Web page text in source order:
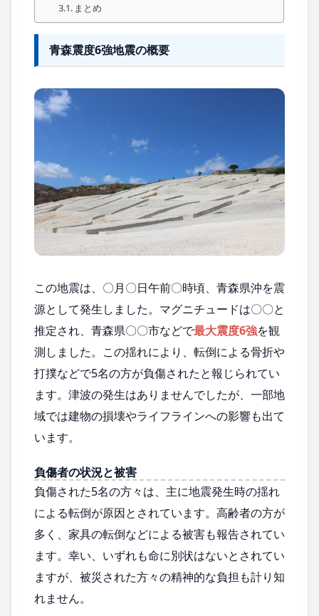
まとめ
青森震度6強地震の概要
この地震は、〇月〇日午前〇時頃、青森県沖を震
源として発生しました。マグニチュードは〇〇と
推定され、青森県〇〇市などで最大震度6強を観
測しました。この揺れにより、転倒による骨折や
打撲などで5名の方が負傷されたと報じられてい
ます。津波の発生はありませんでしたが、一部地
域では建物の損壊やライフラインへの影響も出て
います。
負傷者の状況と被害
負傷された5名の方々は、主に地震発生時の揺れ
による転倒が原因とされています。高齢者の方が
多く、家具の転倒などによる被害も報告されてい
ます。幸い、いずれも命に別状はないとされてい
ますが、被災された方々の精神的な負担も計り知
れません。